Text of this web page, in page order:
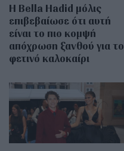
Η Bella Hadid μόλις
επιβεβαίωσε ότι αυτή
είναι το πιο κομψή
απόχρωση ξανθού για το
φετινό καλοκαίρι